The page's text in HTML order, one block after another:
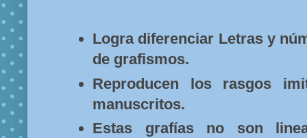
Logra diferenciar Letras y
de grafismos.
Reproducen los rasgos
manuscritos.
Estas grafías no son